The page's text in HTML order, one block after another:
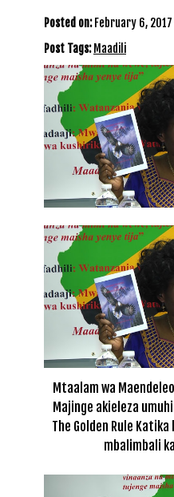
Posted on: February 6, 2017
Post Tags: Maadili
Mtaalam wa
Majinge akieleza
The Golden Rule
mbalimbali